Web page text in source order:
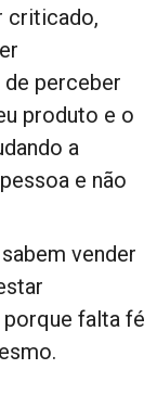
criticado,
de perceber
produto e o
a
e não
vender
falta fé